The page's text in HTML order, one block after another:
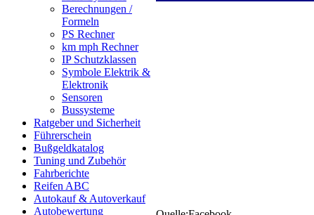
Berechnungen /
Formeln
PS Rechner
km mph Rechner
IP Schutzklassen
Symbole Elektrik &
Elektronik
Sensoren
Bussysteme
Ratgeber und Sicherheit
Führerschein
Bußgeldkatalog
Tuning und Zubehör
Fahrberichte
Reifen ABC
Autokauf & Autoverkauf
Autobewertung